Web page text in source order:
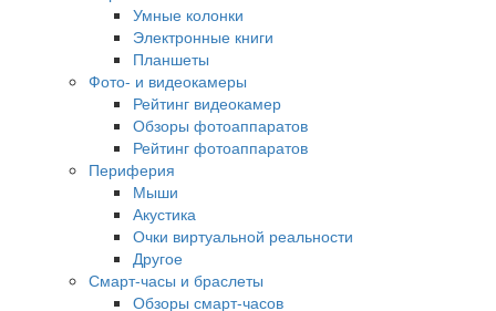
Умные колонки
Электронные книги
Планшеты
Фото- и видеокамеры
Рейтинг видеокамер
Обзоры фотоаппаратов
Рейтинг фотоаппаратов
Периферия
Мыши
Акустика
Очки виртуальной реальности
Другое
Смарт-часы и браслеты
Обзоры смарт-часов